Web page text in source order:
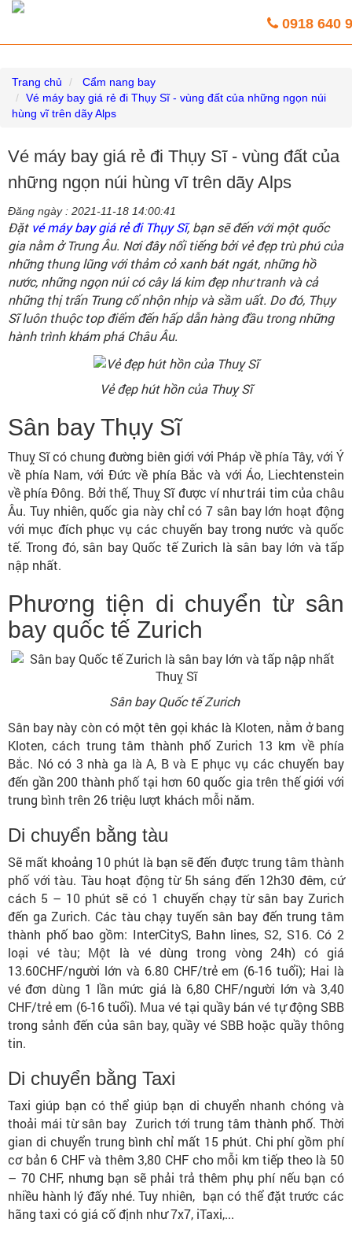
0918 640
Trang chủ
Cẩm nang bay
Vé máy bay giá rẻ đi Thụy Sĩ - vùng đất của những ngọn núi
hùng vĩ trên dãy Alps
Vé máy bay giá rẻ đi Thụy Sĩ - vùng đất của
những ngọn núi hùng vĩ trên dãy Alps
Đăng ngày : 2021-11-18 14:00:41
Đặt vé máy bay giá rẻ đi Thụy Sĩ, bạn sẽ đến với một quốc
gia nằm ở Trung Âu. Nơi đây nổi tiếng bởi vẻ đẹp trù phú của
những thung lũng với thảm cỏ xanh bát ngát, những hồ
nước, những ngọn núi có cây lá kim đẹp như tranh và cả
những thị trấn Trung cổ nhộn nhịp và sầm uất. Do đó, Thụy
Sĩ luôn thuộc top điểm đến hấp dẫn hàng đầu trong những
hành trình khám phá Châu Âu.
Vẻ đẹp hút hồn của Thuỵ Sĩ
Sân bay Thụy Sĩ
Thuỵ Sĩ có chung đường biên giới với Pháp về phía Tây, với Ý
về phía Nam, với Đức về phía Bắc và với Áo, Liechtenstein
về phía Đông. Bởi thế, Thuỵ Sĩ được ví như trái tim của châu
Âu. Tuy nhiên, quốc gia này chỉ có 7 sân bay lớn hoạt động
với mục đích phục vụ các chuyến bay trong nước và quốc
tế. Trong đó, sân bay Quốc tế Zurich là sân bay lớn và tấp
nập nhất.
Phương tiện di chuyển từ sân
bay quốc tế Zurich
Sân bay Quốc tế Zurich
Sân bay này còn có một tên gọi khác là Kloten, nằm ở bang
Kloten, cách trung tâm thành phố Zurich 13 km về phía
Bắc. Nó có 3 nhà ga là A, B và E phục vụ các chuyến bay
đến gần 200 thành phố tại hơn 60 quốc gia trên thế giới với
trung bình trên 26 triệu lượt khách mỗi năm.
Di chuyển bằng tàu
Sẽ mất khoảng 10 phút là bạn sẽ đến được trung tâm thành
phố với tàu. Tàu hoạt động từ 5h sáng đến 12h30 đêm, cứ
cách 5 – 10 phút sẽ có 1 chuyến chạy từ sân bay Zurich
đến ga Zurich. Các tàu chạy tuyến sân bay đến trung tâm
thành phố bao gồm: InterCityS, Bahn lines, S2, S16. Có 2
loại vé tàu; Một là vé dùng trong vòng 24h) có giá
13.60CHF/người lớn và 6.80 CHF/trẻ em (6-16 tuổi); Hai là
vé đơn dùng 1 lần mức giá là 6,80 CHF/người lớn và 3,40
CHF/trẻ em (6-16 tuổi). Mua vé tại quầy bán vé tự động SBB
trong sảnh đến của sân bay, quầy vé SBB hoặc quầy thông
tin.
Di chuyển bằng Taxi
Taxi giúp bạn có thể giúp bạn di chuyển nhanh chóng và
thoải mái từ sân bay Zurich tới trung tâm thành phố. Thời
gian di chuyển trung bình chỉ mất 15 phút. Chi phí gồm phí
cơ bản 6 CHF và thêm 3,80 CHF cho mỗi km tiếp theo là 50
– 70 CHF, nhưng bạn sẽ phải trả thêm phụ phí nếu bạn có
nhiều hành lý đấy nhé. Tuy nhiên, bạn có thể đặt trước các
hãng taxi có giá cố định như 7x7, iTaxi,...